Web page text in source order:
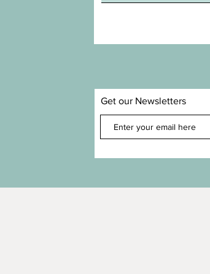
Get our Newsletters